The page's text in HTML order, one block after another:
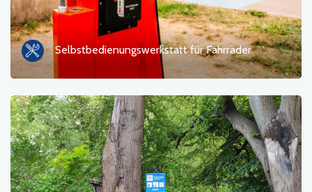
Selbstbedienungswerkstatt für Fahrräder